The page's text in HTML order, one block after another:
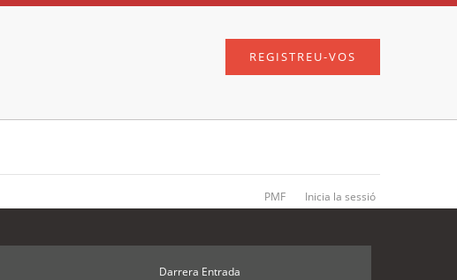
REGISTREU-VOS
PMF Inicia la sessió
Darrera Entrada